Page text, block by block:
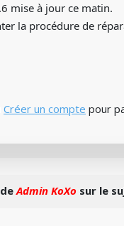
mise à jour ce matin.
la procédure de
Créer un compte pour
deAdmin KoXo sur le